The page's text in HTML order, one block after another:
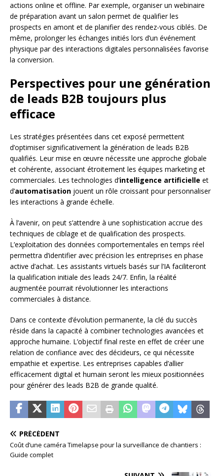
actions online et offline. Par exemple, organiser un webinaire
de préparation avant un salon permet de qualifier les
prospects en amont et de planifier des rendez-vous ciblés. De
même, prolonger les échanges initiés lors d’un événement
physique par des interactions digitales personnalisées favorise
la conversion.
Perspectives pour une génération
de leads B2B toujours plus
efficace
Les stratégies présentées dans cet exposé permettent
d’optimiser significativement la génération de leads B2B
qualifiés. Leur mise en œuvre nécessite une approche globale
et cohérente, associant étroitement les équipes marketing et
commerciales. Les technologies d’intelligence artificielle et
d’automatisation jouent un rôle croissant pour personnaliser
les interactions à grande échelle.
À l’avenir, on peut s’attendre à une sophistication accrue des
techniques de ciblage et de qualification des prospects.
L’exploitation des données comportementales en temps réel
permettra d’identifier avec précision les entreprises en phase
active d’achat. Les assistants virtuels basés sur l’IA faciliteront
la qualification initiale des leads 24/7. Enfin, la réalité
augmentée pourrait révolutionner les interactions
commerciales à distance.
Dans ce contexte d’évolution permanente, la clé du succès
réside dans la capacité à combiner technologies avancées et
approche humaine. L’objectif final reste en effet de créer une
relation de confiance avec des décideurs, ce qui nécessite
empathie et expertise. Les entreprises capables d’allier
efficacement digital et humain seront les mieux positionnées
pour générer des leads B2B de grande qualité.
PRÉCÉDENT
Coût d’une caméra Timelapse pour la surveillance de chantiers :
Guide complet